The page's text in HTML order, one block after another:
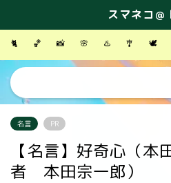
スマネコ＠
🐈 🏀 📸 🌸 ♨️ 🎐 🕊
名言 PR
【名言】好奇心（本
者 本田宗一郎）